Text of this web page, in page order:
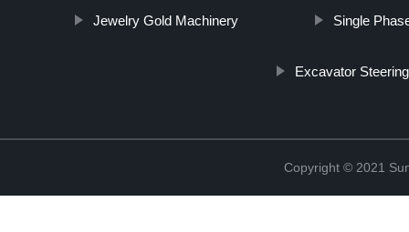
Jewelry Gold Machinery Single
Excavator
Copyright © 2021